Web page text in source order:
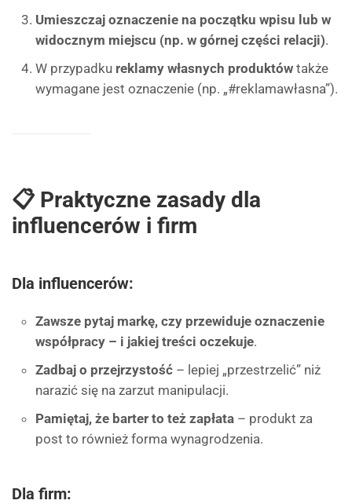
Umieszczaj oznaczenie na początku wpisu lub w
widocznym miejscu (np. w górnej części relacji).
W przypadku reklamy własnych produktów także
wymagane jest oznaczenie (np. „#reklamawłasna”).
📋 Praktyczne zasady dla
influencerów i firm
Dla influencerów:
Zawsze pytaj markę, czy przewiduje oznaczenie
współpracy – i jakiej treści oczekuje.
Zadbaj o przejrzystość – lepiej „przestrzelić” niż
narazić się na zarzut manipulacji.
Pamiętaj, że barter to też zapłata – produkt za
post to również forma wynagrodzenia.
Dla firm: